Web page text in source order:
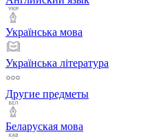
Українська мова
Українська література
Другие предметы
Беларуская мова